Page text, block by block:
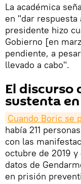
La académica
en "dar
presidente hizo
Gobierno [en
pendiente, a
llevado a cabo".
El discurso
sustenta
Cuando Boric se
había 211
con las
octubre de 2019
datos de
en prisión